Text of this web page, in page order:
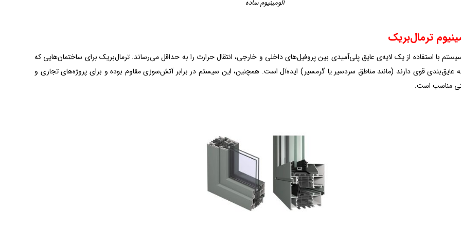
آلومینیوم ساده
ترمال‌بریک
با استفاده از یک لایه‌ی عایق پلی‌آمیدی بین پروفیل‌های داخلی و خارجی، انتقال حرارت را به حداقل می‌رساند. ترمال‌بریک برای ساختمان‌هایی که
به عایق‌بندی قوی دارند (مانند مناطق سردسیر یا گرمسیر) ایده‌آل است. همچنین، این سیستم در برابر آتش‌سوزی مقاوم بوده و برای پروژه‌های تجاری و
مناسب است.